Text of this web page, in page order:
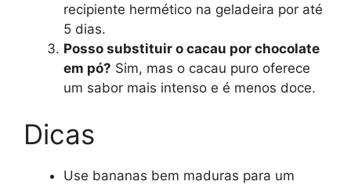
recipiente hermético na geladeira por até
5 dias.
Posso substituir o cacau por chocolate
em pó? Sim, mas o cacau puro oferece
um sabor mais intenso e é menos doce.
Dicas
Use bananas bem maduras para um